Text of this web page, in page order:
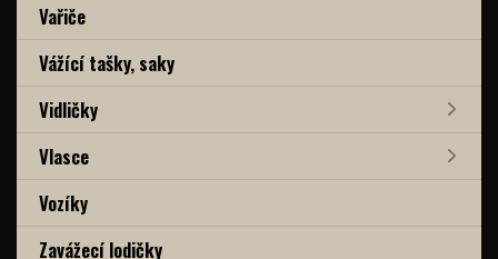
Vařiče
Vážící tašky, saky
Vidličky
Vlasce
Vozíky
Zavážecí lodičky